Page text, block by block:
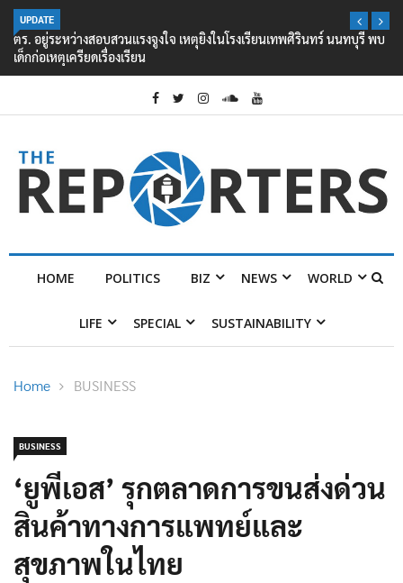
UPDATE
ตร. อยู่ระหว่างสอบสวนแรงจูงใจ เหตุยิงในโรงเรียนเทพศิรินทร์ นนทบุรี พบ
เด็กก่อเหตุเครียดเรื่องเรียน
HOME POLITICS BIZ NEWS WORLD
LIFE SPECIAL SUSTAINABILITY
Home BUSINESS
BUSINESS
‘ยูพีเอส’ รุกตลาดการขนส่งด่วน
สินค้าทางการแพทย์และ
สุขภาพในไทย